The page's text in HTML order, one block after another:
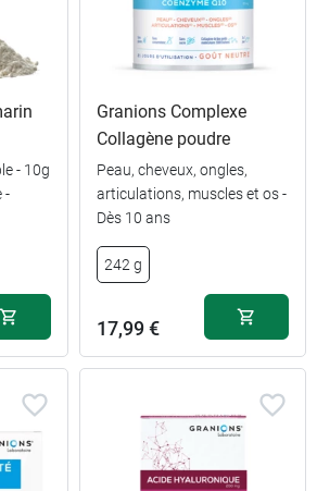
- 10g
-
Granions Complexe
Collagène poudre
Peau, cheveux, ongles,
articulations, muscles et os -
Dès 10 ans
242 g
17,99 €